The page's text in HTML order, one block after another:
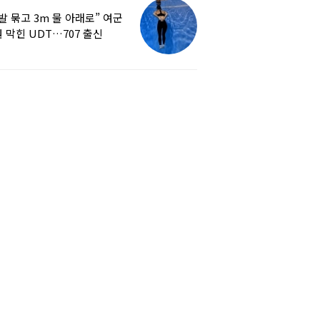
묶고 3m 물 아래로” 여군
막힌 UDT…707 출신